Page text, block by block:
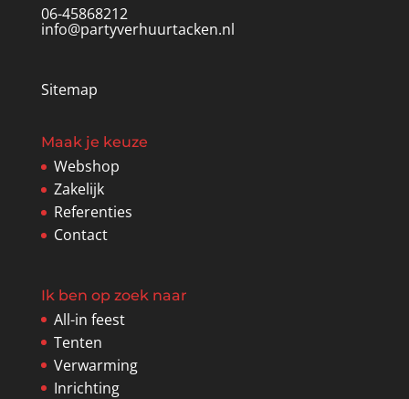
06-45868212
info@partyverhuurtacken.nl
Sitemap
Maak je keuze
Webshop
Zakelijk
Referenties
Contact
Ik ben op zoek naar
All-in feest
Tenten
Verwarming
Inrichting